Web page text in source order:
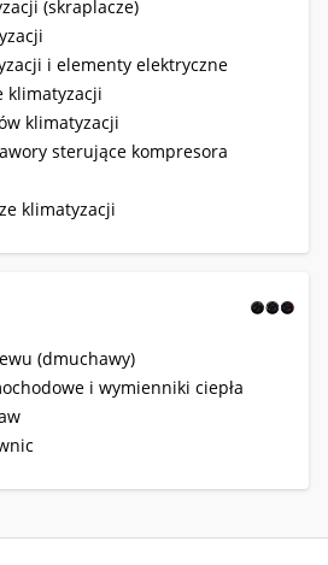
(skraplacze)
i elementy elektryczne
klimatyzacji
klimatyzacji
sterujące kompresora
klimatyzacji
(dmuchawy)
i wymienniki ciepła